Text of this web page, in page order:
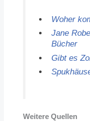
Woher
Jane
Bücher
Gibt es
Weitere Quellen